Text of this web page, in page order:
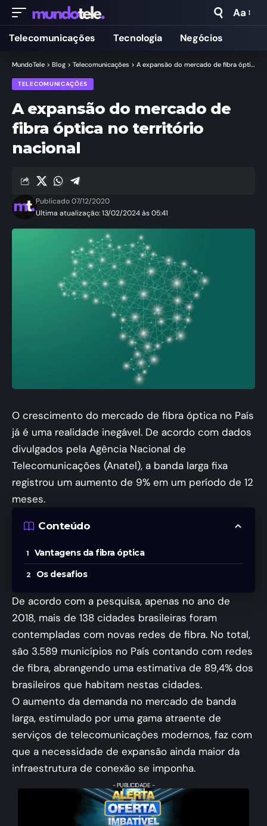
Aa
Telecomunicações Tecnologia Negócios
MundoTele > Blog > Telecomunicações > A expansão do mercado de fibra óptica no território nacional
TELECOMUNICAÇÕES
A expansão do mercado de
fibra óptica no território
nacional
Ultima atualização: 13/02/2024 às 05:41
Publicado 07/12/2020
O crescimento do mercado de fibra óptica no País
já é uma realidade inegável. De acordo com dados
divulgados pela Agência Nacional de
Telecomunicações (Anatel), a banda larga fixa
registrou um aumento de 9% em um período de 12
meses.
Conteúdo
Vantagens da fibra óptica
Os desafios
De acordo com a pesquisa, apenas no ano de
2018, mais de 138 cidades brasileiras foram
contempladas com novas redes de fibra. No total,
são 3.589 municípios no País contando com redes
de fibra, abrangendo uma estimativa de 89,4% dos
brasileiros que habitam nestas cidades.
O aumento da demanda no mercado de banda
larga, estimulado por uma gama atraente de
serviços de telecomunicações modernos, faz com
que a necessidade de expansão ainda maior da
infraestrutura de conexão se imponha.
- PUBLICIDADE -